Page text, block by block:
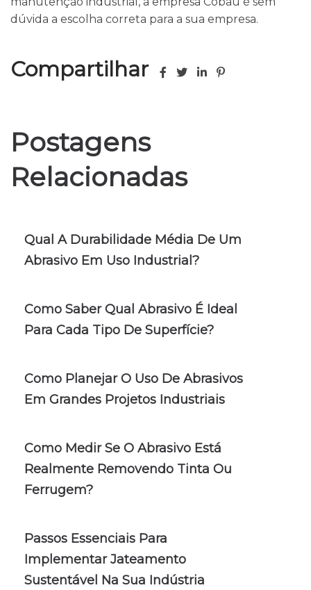
dúvida a escolha correta para a sua empresa.
Compartilhar
Postagens
Relacionadas
Qual A Durabilidade Média De Um
Abrasivo Em Uso Industrial?
Como Saber Qual Abrasivo É Ideal
Para Cada Tipo De Superfície?
Como Planejar O Uso De Abrasivos
Em Grandes Projetos Industriais
Como Medir Se O Abrasivo Está
Realmente Removendo Tinta Ou
Ferrugem?
Passos Essenciais Para
Implementar Jateamento
Sustentável Na Sua Indústria